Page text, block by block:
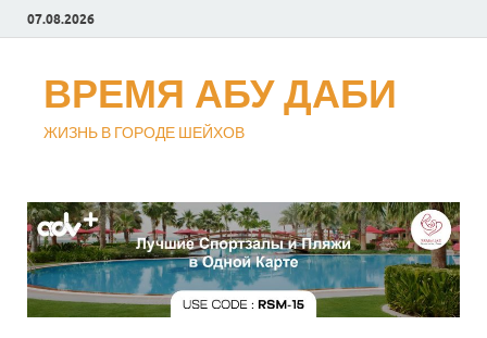
07.08.2026
ВРЕМЯ АБУ ДАБИ
ЖИЗНЬ В ГОРОДЕ ШЕЙХОВ